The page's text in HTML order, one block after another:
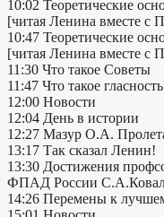
10:02 Теоретические
[читая Ленина вместе с
10:47 Теоретические
[читая Ленина вместе
11:30 Что такое Советы
11:47 Что такое
12:00 Новости
12:04 День в истории
12:27 Мазур О.А.
13:17 Так сказал Ленин!
13:30 Достижения
ФПАД России
14:26 Перемены к